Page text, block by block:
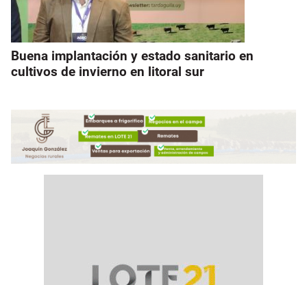
Buena implantación y estado sanitario en
cultivos de invierno en litoral sur